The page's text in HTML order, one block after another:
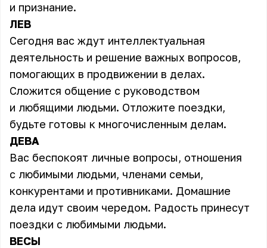
и признание.
ЛЕВ
Сегодня вас ждут интеллектуальная
деятельность и решение важных вопросов,
помогающих в продвижении в делах.
Сложится общение с руководством
и любящими людьми. Отложите поездки,
будьте готовы к многочисленным делам.
ДЕВА
Вас беспокоят личные вопросы, отношения
с любимыми людьми, членами семьи,
конкурентами и противниками. Домашние
дела идут своим чередом. Радость принесут
поездки с любимыми людьми.
ВЕСЫ